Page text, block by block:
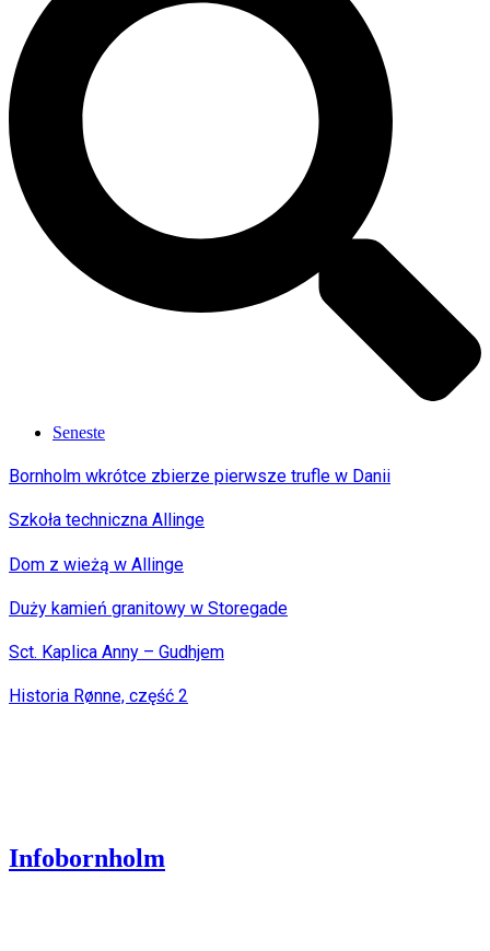
Seneste
Bornholm wkrótce zbierze pierwsze trufle w Danii
Szkoła techniczna Allinge
Dom z wieżą w Allinge
Duży kamień granitowy w Storegade
Sct. Kaplica Anny – Gudhjem
Historia Rønne, część 2
Infobornholm